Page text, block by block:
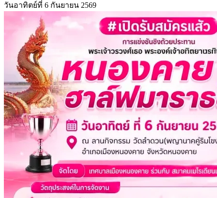
วันอาทิตย์ที่ 6 กันยายน 2569